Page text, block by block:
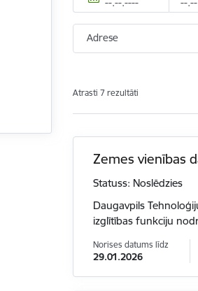
Adrese
Atrasti 7 rezultāti
Zemes vienības
Statuss: Noslēdzies
Daugavpils
izglītības funkciju
Norises datums līdz
29.01.2026